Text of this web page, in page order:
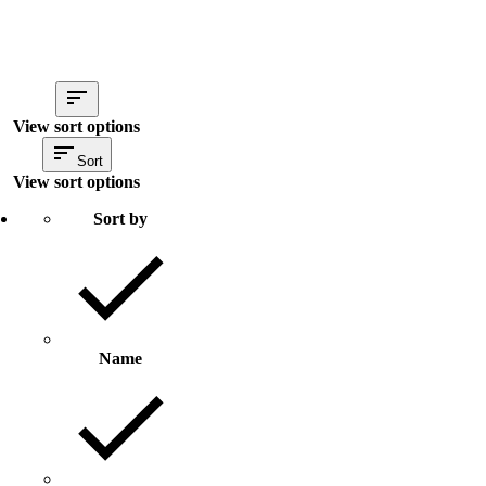
View sort options
Sort
View sort options
Sort by
Name